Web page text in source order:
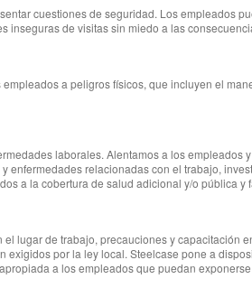
cuestiones de seguridad. Los empleados
inseguras de visitas sin miedo a las
a peligros físicos, que incluyen el
laborales. Alentamos a los empleados
relacionadas con el trabajo,
a la cobertura de salud adicional y/o pública
lugar de trabajo, precauciones y capacitación
por la ley local. Steelcase pone a
a los empleados que puedan